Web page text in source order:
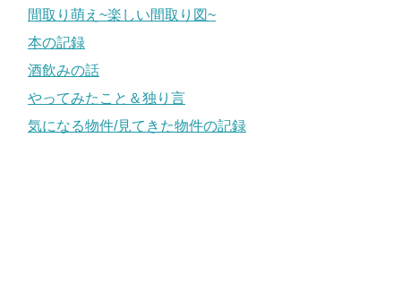
間取り萌え~楽しい間取り図~
本の記録
酒飲みの話
やってみたこと＆独り言
気になる物件/見てきた物件の記録